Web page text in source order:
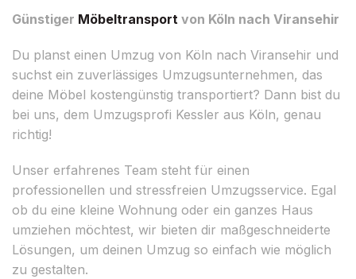
Günstiger Möbeltransport von Köln nach Viransehir
Du planst einen Umzug von Köln nach Viransehir und
suchst ein zuverlässiges Umzugsunternehmen, das
deine Möbel kostengünstig transportiert? Dann bist du
bei uns, dem Umzugsprofi Kessler aus Köln, genau
richtig!
Unser erfahrenes Team steht für einen
professionellen und stressfreien Umzugsservice. Egal
ob du eine kleine Wohnung oder ein ganzes Haus
umziehen möchtest, wir bieten dir maßgeschneiderte
Lösungen, um deinen Umzug so einfach wie möglich
zu gestalten.